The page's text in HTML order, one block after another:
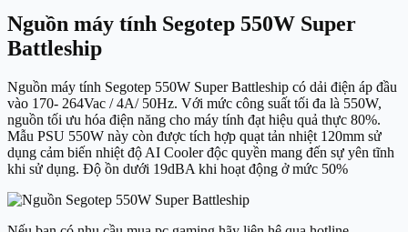
Nguồn máy tính Segotep 550W Super
Battleship
Nguồn máy tính Segotep 550W Super Battleship có dải điện áp đầu
vào 170- 264Vac / 4A/ 50Hz. Với mức công suất tối đa là 550W,
nguồn tối ưu hóa điện năng cho máy tính đạt hiệu quả thực 80%.
Mẫu PSU 550W này còn được tích hợp quạt tản nhiệt 120mm sử
dụng cảm biến nhiệt độ AI Cooler độc quyền mang đến sự yên tĩnh
khi sử dụng. Độ ồn dưới 19dBA khi hoạt động ở mức 50%